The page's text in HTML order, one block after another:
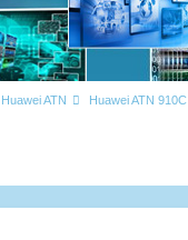
Huawei ATN Huawei ATN 910C